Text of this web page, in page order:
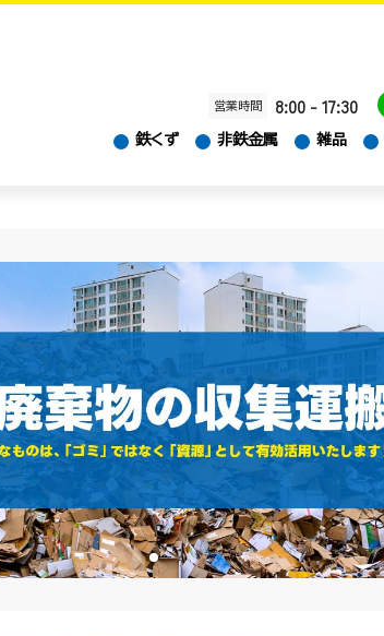
鉄くず 非鉄金属 雑品
営業時間 8:00 - 17:30